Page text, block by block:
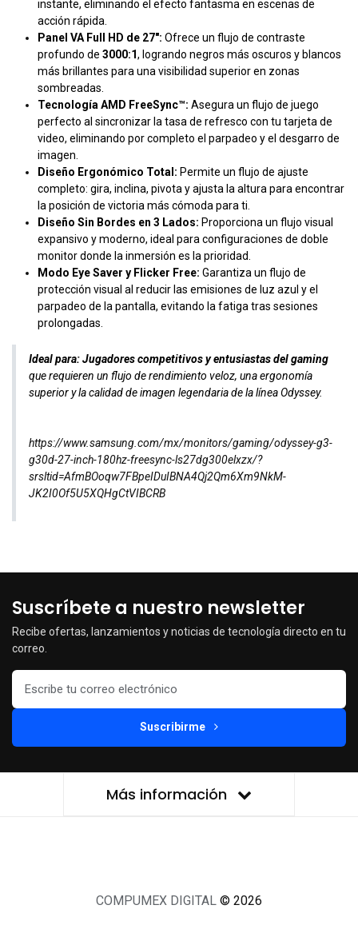
instante, eliminando el efecto fantasma en escenas de
acción rápida.
Panel VA Full HD de 27": Ofrece un flujo de contraste
profundo de 3000:1, logrando negros más oscuros y blancos
más brillantes para una visibilidad superior en zonas
sombreadas.
Tecnología AMD FreeSync™: Asegura un flujo de juego
perfecto al sincronizar la tasa de refresco con tu tarjeta de
video, eliminando por completo el parpadeo y el desgarro de
imagen.
Diseño Ergonómico Total: Permite un flujo de ajuste
completo: gira, inclina, pivota y ajusta la altura para encontrar
la posición de victoria más cómoda para ti.
Diseño Sin Bordes en 3 Lados: Proporciona un flujo visual
expansivo y moderno, ideal para configuraciones de doble
monitor donde la inmersión es la prioridad.
Modo Eye Saver y Flicker Free: Garantiza un flujo de
protección visual al reducir las emisiones de luz azul y el
parpadeo de la pantalla, evitando la fatiga tras sesiones
prolongadas.
Ideal para:Jugadores competitivos y entusiastas del gaming
que requieren un flujo de rendimiento veloz, una ergonomía
superior y la calidad de imagen legendaria de la línea Odyssey.
https://www.samsung.com/mx/monitors/gaming/odyssey-g3-
g30d-27-inch-180hz-freesync-ls27dg300elxzx/?
srsltid=AfmBOoqw7FBpeIDuIBNA4Qj2Qm6Xm9NkM-
JK2I0Of5U5XQHgCtVIBCRB
Suscríbete a nuestro newsletter
Recibe ofertas, lanzamientos y noticias de tecnología directo en tu
correo.
Suscribirme
Más información
COMPUMEX DIGITAL © 2026